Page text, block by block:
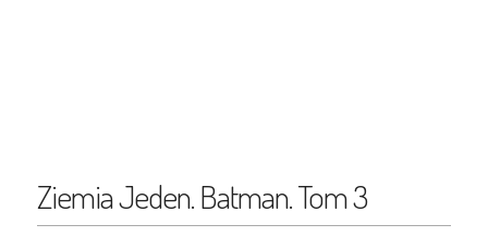
Ziemia Jeden. Batman. Tom 3